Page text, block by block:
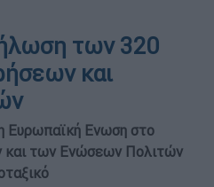
των 320
και
Ευρωπαϊκή Ενωση στο
και των Ενώσεων Πολιτών